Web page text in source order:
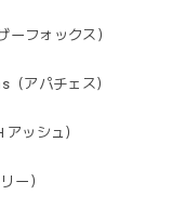
ーフォックス）
アパチェス）
ッシュ）
ー）